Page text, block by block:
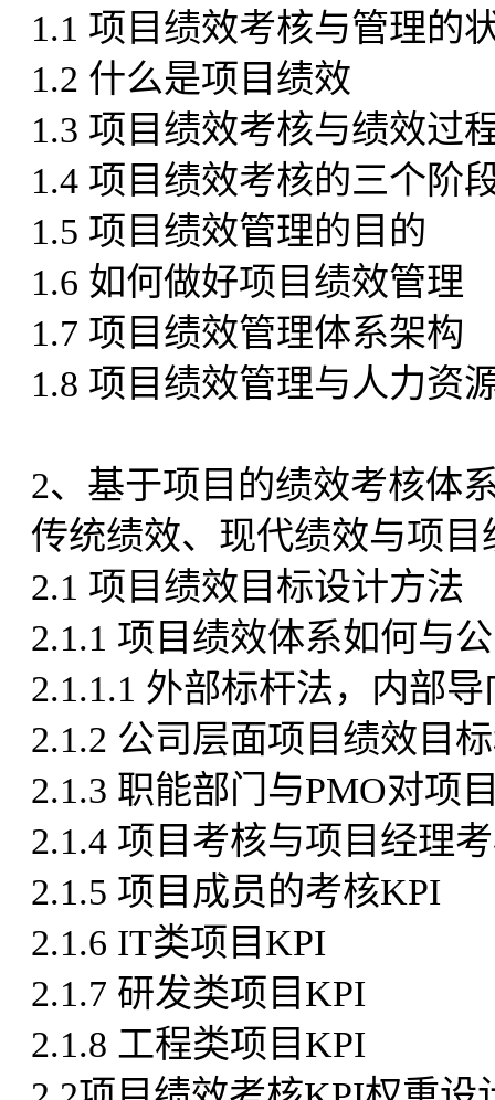
1.1 项目绩效考核与管理的
1.2 什么是项目绩效
1.3 项目绩效考核与绩效过
1.4 项目绩效考核的三个阶
1.5 项目绩效管理的目的
1.6 如何做好项目绩效管理
1.7 项目绩效管理体系架构
1.8 项目绩效管理与人力资
2、基于项目的绩效考核体
传统绩效、现代绩效与项
2.1 项目绩效目标设计方法
2.1.1 项目绩效体系如何与
2.1.1.1 外部标杆法，内部
2.1.2 公司层面项目绩效目
2.1.3 职能部门与PMO对项
2.1.4 项目考核与项目经理
2.1.5 项目成员的考核KPI
2.1.6 IT类项目KPI
2.1.7 研发类项目KPI
2.1.8 工程类项目KPI